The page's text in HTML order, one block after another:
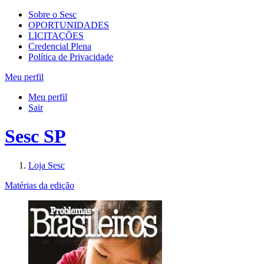
Sobre o Sesc
OPORTUNIDADES
LICITAÇÕES
Credencial Plena
Política de Privacidade
Meu perfil
Meu perfil
Sair
Sesc SP
Loja Sesc
Matérias da edição